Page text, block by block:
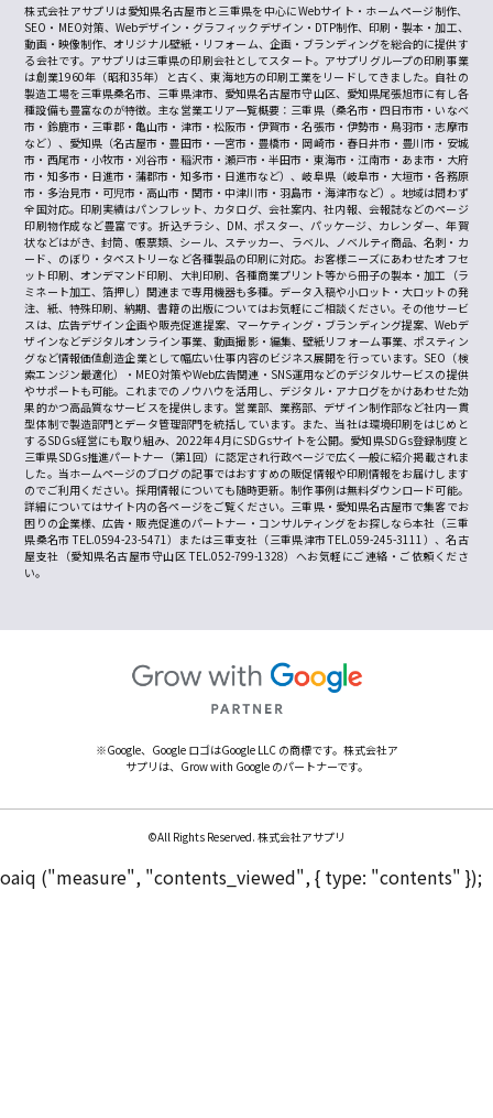
株式会社アサプリは愛知県名古屋市と三重県を中心にWebサイト・ホームページ制作、
SEO・MEO対策、Webデザイン・グラフィックデザイン・DTP制作、印刷・製本・加工、
動画・映像制作、オリジナル壁紙・リフォーム、企画・ブランディングを総合的に提供す
る会社です。アサプリは三重県の印刷会社としてスタート。アサプリグループの印刷事業
は創業1960年（昭和35年）と古く、東海地方の印刷工業をリードしてきました。自社の
製造工場を三重県桑名市、三重県津市、愛知県名古屋市守山区、愛知県尾張旭市に有し各
種設備も豊富なのが特徴。主な営業エリア一覧概要：三重県（桑名市・四日市市・いなべ
市・鈴鹿市・三重郡・亀山市・津市・松阪市・伊賀市・名張市・伊勢市・鳥羽市・志摩市
など）、愛知県（名古屋市・豊田市・一宮市・豊橋市・岡崎市・春日井市・豊川市・安城
市・西尾市・小牧市・刈谷市・稲沢市・瀬戸市・半田市・東海市・江南市・あま市・大府
市・知多市・日進市・蒲郡市・知多市・日進市など）、岐阜県（岐阜市・大垣市・各務原
市・多治見市・可児市・高山市・関市・中津川市・羽島市・海津市など）。地域は問わず
全国対応。印刷実績はパンフレット、カタログ、会社案内、社内報、会報誌などのページ
印刷物作成など豊富です。折込チラシ、DM、ポスター、パッケージ、カレンダー、年賀
状などはがき、封筒、帳票類、シール、ステッカー、ラベル、ノベルティ商品、名刺・カ
ード、のぼり・タペストリーなど各種製品の印刷に対応。お客様ニーズにあわせたオフセ
ット印刷、オンデマンド印刷、大判印刷、各種商業プリント等から冊子の製本・加工（ラ
ミネート加工、箔押し）関連まで専用機器も多種。データ入稿や小ロット・大ロットの発
注、紙、特殊印刷、納期、書籍の出版についてはお気軽にご相談ください。その他サービ
スは、広告デザイン企画や販売促進提案、マーケティング・ブランディング提案、Webデ
ザインなどデジタルオンライン事業、動画撮影・編集、壁紙リフォーム事業、ポスティン
グなど情報価値創造企業として幅広い仕事内容のビジネス展開を行っています。SEO（検
索エンジン最適化）・MEO対策やWeb広告関連・SNS運用などのデジタルサービスの提供
やサポートも可能。これまでのノウハウを活用し、デジタル・アナログをかけあわせた効
果的かつ高品質なサービスを提供します。営業部、業務部、デザイン制作部など社内一貫
型体制で製造部門とデータ管理部門を統括しています。また、当社は環境印刷をはじめと
するSDGs経営にも取り組み、2022年4月にSDGsサイトを公開。愛知県SDGs登録制度と
三重県SDGs推進パートナー（第1回）に認定され行政ページで広く一般に紹介掲載されま
した。当ホームページのブログの記事ではおすすめの販促情報や印刷情報をお届けします
のでご利用ください。採用情報についても随時更新。制作事例は無料ダウンロード可能。
詳細についてはサイト内の各ページをご覧ください。三重県・愛知県名古屋市で集客でお
困りの企業様、広告・販売促進のパートナー・コンサルティングをお探しなら本社（三重
県桑名市 TEL.0594-23-5471）または三重支社（三重県津市 TEL.059-245-3111）、名古
屋支社（愛知県名古屋市守山区 TEL.052-799-1328）へお気軽にご連絡・ご依頼くださ
い。
※Google、Google ロゴはGoogle LLC の商標です。株式会社ア
サプリは、Grow with Google のパートナーです。
©All Rights Reserved. 株式会社アサプリ
oaiq ("measure", "contents_viewed", { type: "contents" });